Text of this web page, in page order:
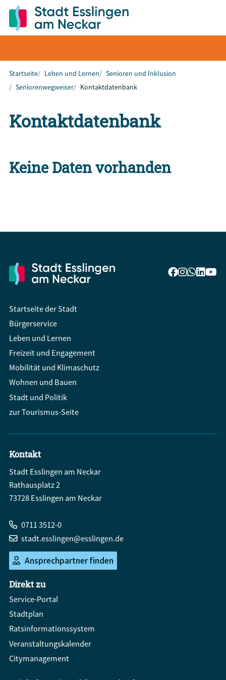
Startseite Leben und Lernen
Senioren und Inklusion
Seniorenwegweiser
Kontaktdatenbank
Kontaktdatenbank
Keine Daten vorhanden
Startseite der Stadt
Bürgerservice
Leben und Lernen
Freizeit und Engagement
Mobilität und Klimaschutz
Wohnen und Bauen
Stadt und Politik
zur Tourismus-Seite
Kontakt
Stadt Esslingen am Neckar
Rathausplatz 2
73728 Esslingen am Neckar
0711 3512-0
stadt.esslingen@esslingen.de
Ansprechpartner finden
Direkt zu
Service-Portal
Stadtplan
Ratsinformationssystem
Veranstaltungskalender
Citymanagement